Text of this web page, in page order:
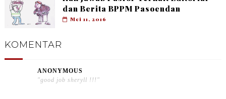
dan Berita BPPM Pasoendan
Mei 11, 2016
KOMENTAR
ANONYMOUS
"good job sheryll !!!"